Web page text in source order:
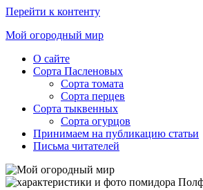
Перейти к контенту
Мой огородный мир
Ещё
WordPress
О сайте
Сорта Пасленовых
Сорта томата
Сорта перцев
Сорта тыквенных
Сорта огурцов
Принимаем на публикацию статьи
Письма читателей